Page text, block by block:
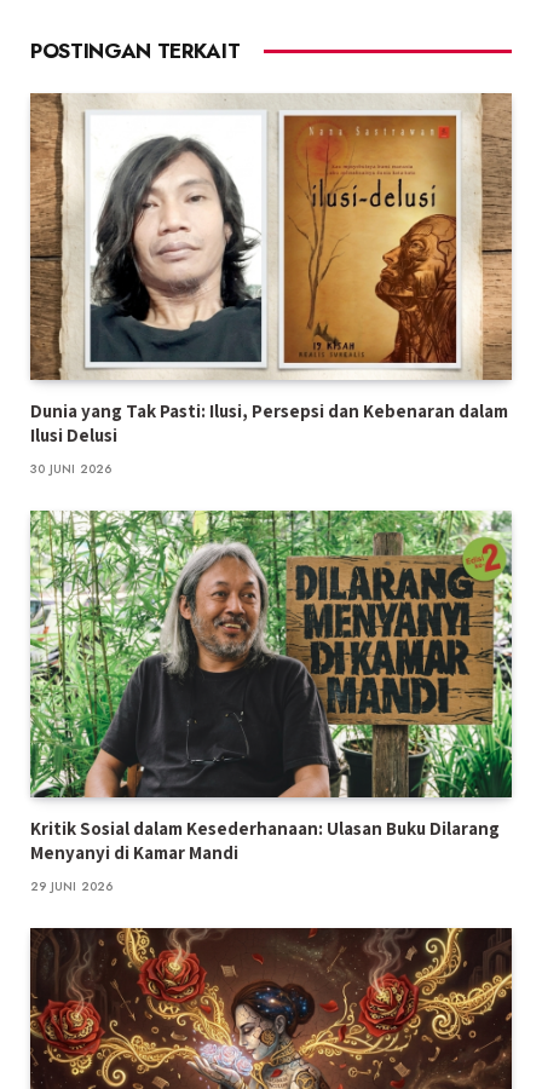
POSTINGAN TERKAIT
Dunia yang Tak Pasti: Ilusi, Persepsi dan Kebenaran dalam
Ilusi Delusi
30 JUNI 2026
Kritik Sosial dalam Kesederhanaan: Ulasan Buku Dilarang
Menyanyi di Kamar Mandi
29 JUNI 2026